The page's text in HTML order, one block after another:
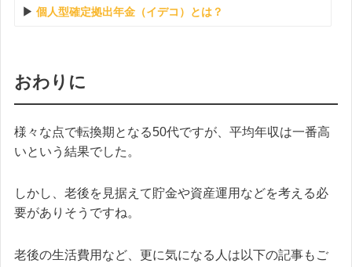
個人型確定拠出年金（イデコ）とは？
おわりに
様々な点で転換期となる50代ですが、平均年収は一番高
いという結果でした。
しかし、老後を見据えて貯金や資産運用などを考える必
要がありそうですね。
老後の生活費用など、更に気になる人は以下の記事もご